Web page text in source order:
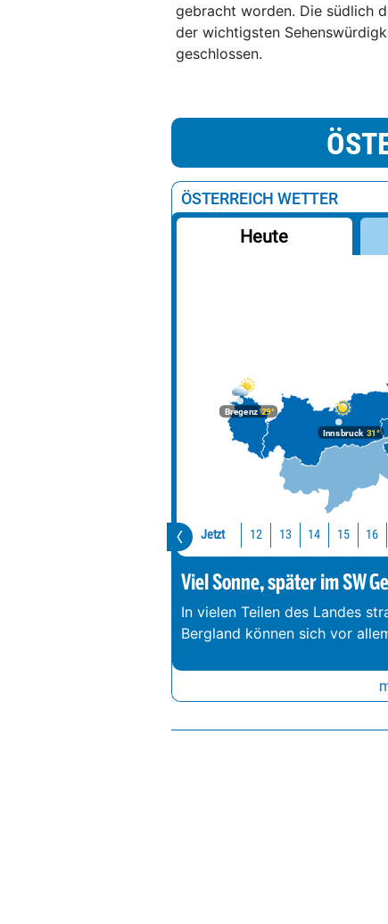
gebracht worden. Die südlich
der wichtigsten
geschlossen.
ÖSTERREICH WETTER
Heute
Bregenz29°
Innsbruck31°
Jetzt 12 13 14 15 16
Viel Sonne, später im SW
In vielen Teilen des Landes
Bergland können sich vor